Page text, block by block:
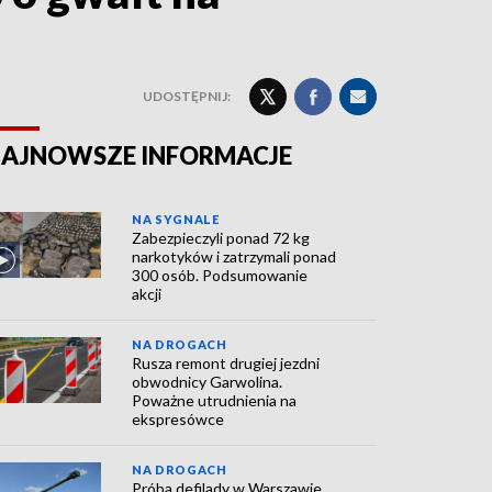
UDOSTĘPNIJ:
INFORMACJE
NA SYGNALE
Zabezpieczyli ponad 72 kg
narkotyków i zatrzymali ponad
300 osób. Podsumowanie
akcji
NA DROGACH
Rusza remont drugiej jezdni
obwodnicy Garwolina.
Poważne utrudnienia na
ekspresówce
NA DROGACH
Próba defilady w Warszawie.